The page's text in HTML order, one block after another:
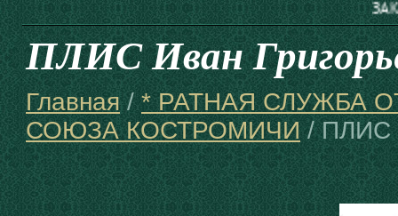
ЗАКАЗ ЭКСКУРСИЙ
ПЛИС Иван
Главная/* РАТНАЯ СЛУЖБА
СОЮЗА КОСТРОМИЧИ/ ПЛИС